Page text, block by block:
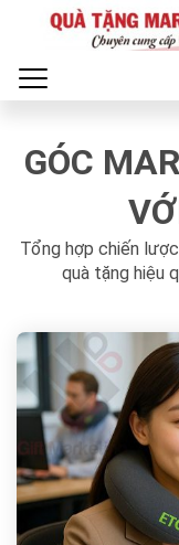
GÓC
Tổng hợp chiến
quà tặng hiệu